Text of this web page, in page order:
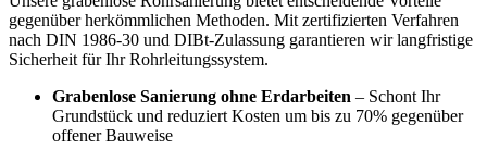
gegenüber herkömmlichen Methoden. Mit zertifizierten Verfahren
nach DIN 1986-30 und DIBt-Zulassung garantieren wir langfristige
Sicherheit für Ihr Rohrleitungssystem.
Grabenlose Sanierung ohne Erdarbeiten – Schont Ihr
Grundstück und reduziert Kosten um bis zu 70% gegenüber
offener Bauweise